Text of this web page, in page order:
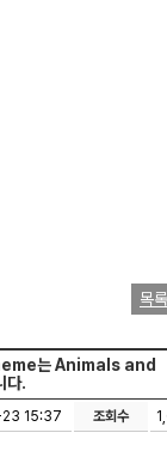
목록
는 Animals and
다.
15:37 조회수